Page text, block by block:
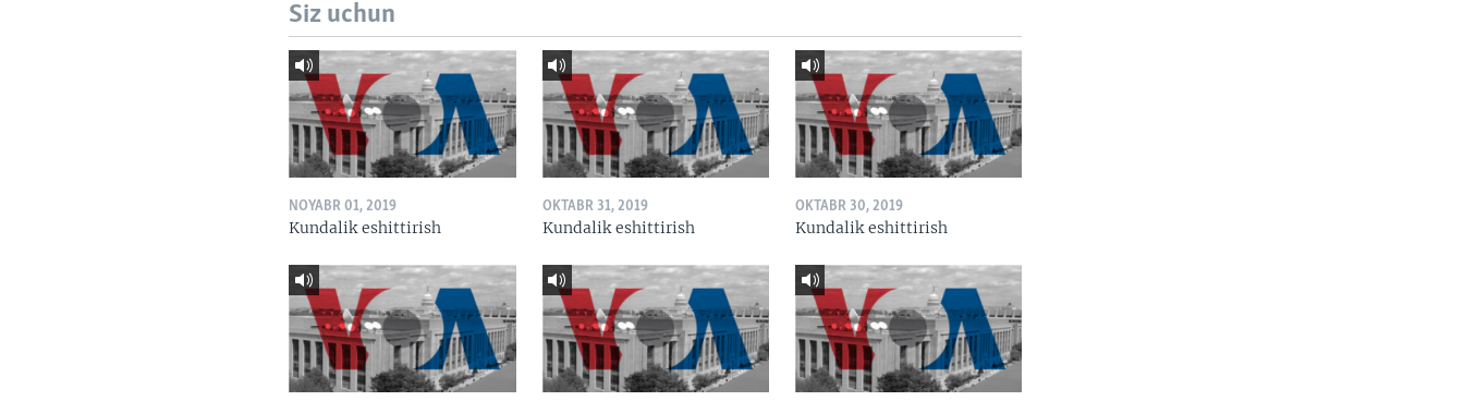
Siz uchun
NOYABR 01, 2019
Kundalik eshittirish
OKTABR 31, 2019
Kundalik eshittirish
OKTABR 30, 2019
Kundalik eshittirish